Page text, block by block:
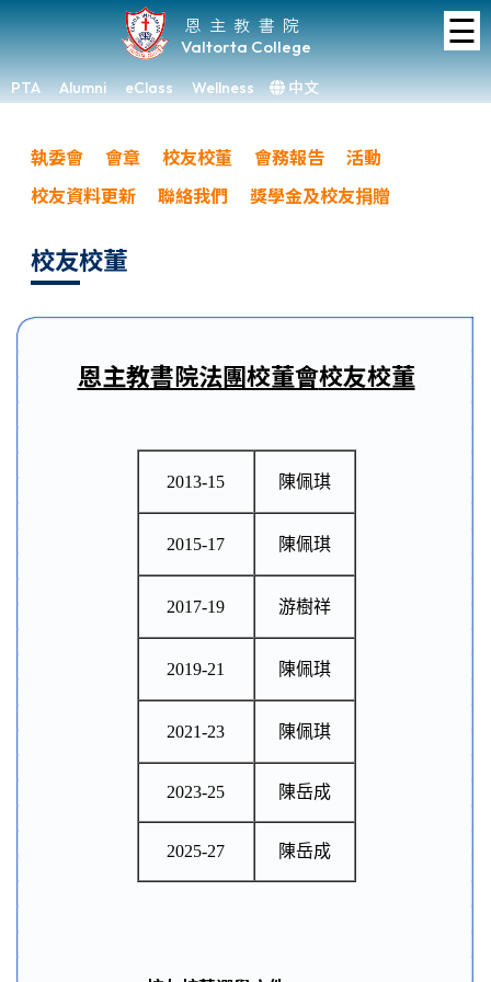
恩主教書院
Valtorta College
PTA Alumni eClass Wellness 中文
☰
Home
About
VC
Student
Development
Achievements
執委會 會章 校友校董 會務報告
活動
校友資料更新
聯絡我們 獎學金及校友捐贈
校友校董
恩主教書院法團校董會校友校董
2013-15 陳佩琪
2015-17 陳佩琪
2017-19 游樹祥
2019-21 陳佩琪
2021-23 陳佩琪
2023-25 陳岳成
2025-27 陳岳成